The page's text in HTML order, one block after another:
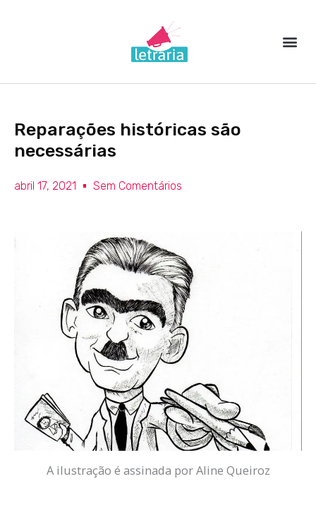
Reparações históricas são
necessárias
abril 17, 2021 Sem Comentários
A ilustração é assinada por Aline Queiroz